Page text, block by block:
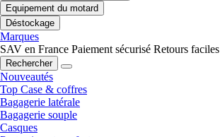
Equipement du motard
Déstockage
Marques
SAV en France Paiement sécurisé Retours faciles
Rechercher
Nouveautés
Top Case & coffres
Bagagerie latérale
Bagagerie souple
Casques